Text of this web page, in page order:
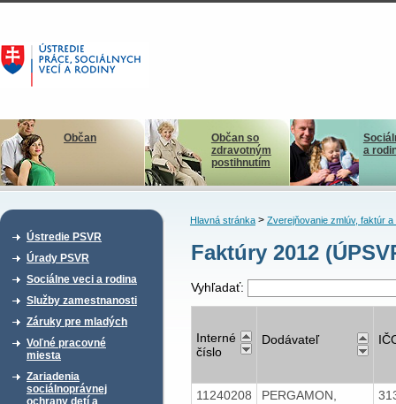
Občan
Občan so
zdravotným
postihnutím
a
Ústredie PSVR
Úrady PSVR
Sociálne veci a rodina
Služby zamestnanosti
Záruky pre mladých
Voľné pracovné
miesta
Zariadenia
sociálnoprávnej
ochrany detí a
Hlavná stránka> Zverejňovanie zmlúv, faktúr a
Faktúry 2012
Vyhľadať:
Interné
číslo
Dodávateľ
11240208
PERGAMON,